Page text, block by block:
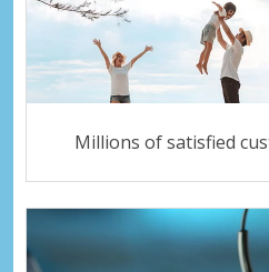
Millions of satisfied